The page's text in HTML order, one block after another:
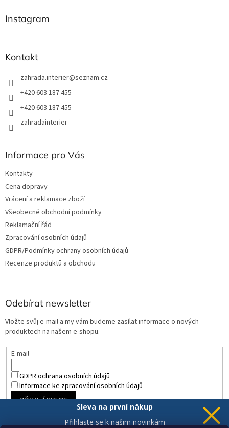
Instagram
Kontakt
zahrada.interier@seznam.cz
+420 603 187 455
+420 603 187 455
zahradainterier
Informace pro Vás
Kontakty
Cena dopravy
Vrácení a reklamace zboží
Všeobecné obchodní podmínky
Reklamační řád
Zpracování osobních údajů
GDPR/Podmínky ochrany osobních údajů
Recenze produktů a obchodu
Odebírat newsletter
Vložte svůj e-mail a my vám budeme zasílat informace o nových
produktech na našem e-shopu.
E-mail
GDPR ochrana osobních údajů
Informace ke zpracování osobních údajů
PŘIHLÁSIT SE
Sleva na první nákup
Přihlaste se k našim novinkám